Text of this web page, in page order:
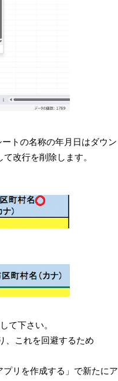
トの名称の年月日はダウン
改行を削除します。
て下さい。
、これを回避するため
リを作成する」で新たにア